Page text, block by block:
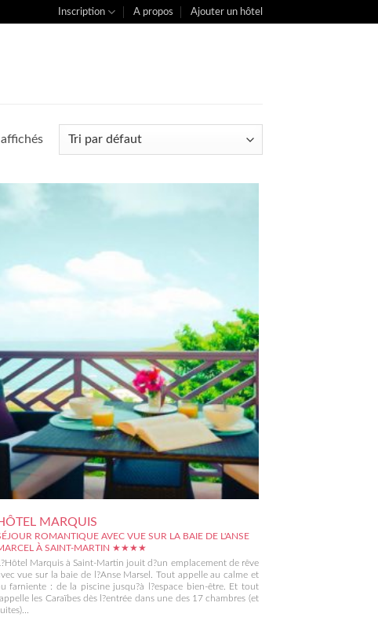
Inscription A propos Ajouter un hôtel
MARQUIS
ROMANTIQUE AVEC VUE SUR LA BAIE DE L'ANSE
À SAINT-MARTIN ★★★★
L?Hôtel Marquis à Saint-Martin jouit d?un emplacement de rêve
vue sur la baie de l?Anse Marsel. Tout appelle au calme et
farniente : de la piscine jusqu?à l?espace bien-être. Et tout
les Caraïbes dès l?entrée dans une des 17 chambres (et